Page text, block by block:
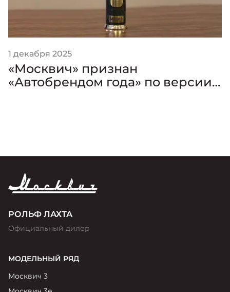
1 декабря 2025
«Москвич» признан
«Автобрендом года» по версии
РОЛЬФ ЛАХТА
Официальный дилер
МОДЕЛЬНЫЙ РЯД
Москвич 3